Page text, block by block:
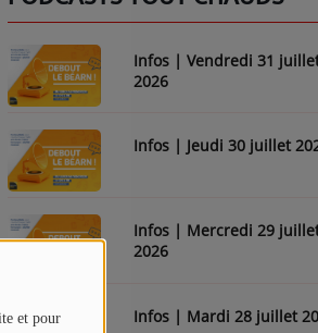
et pour
Infos | Vendredi 31
2026
Infos | Jeudi 30 juillet
Infos | Mercredi 29
2026
Infos | Mardi 28 juillet